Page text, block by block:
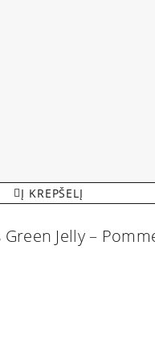
Į KREPŠELĮ
Jelly –